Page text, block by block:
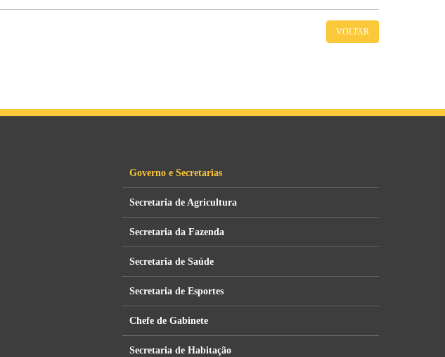
VOLTAR
Governo e Secretarias
Secretaria de Agricultura
Secretaria da Fazenda
Secretaria de Saúde
Secretaria de Esportes
Chefe de Gabinete
Secretaria de Habitação